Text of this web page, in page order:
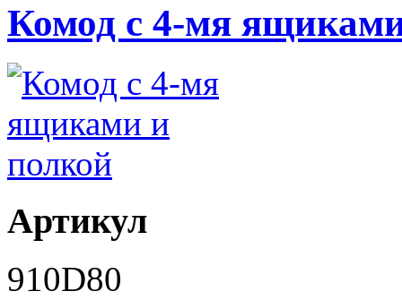
Комод с 4-мя
Артикул
910D80